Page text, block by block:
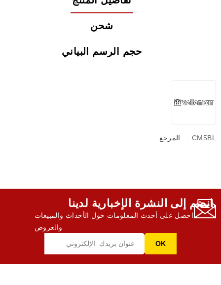
شحن
حجم الرسم البياني
المرجع : CM5BL
انضم إلى النشرة الإخبارية لدينا,
احصل على أحدث المعلومات حول الأحداث والمبيعات
والعروض